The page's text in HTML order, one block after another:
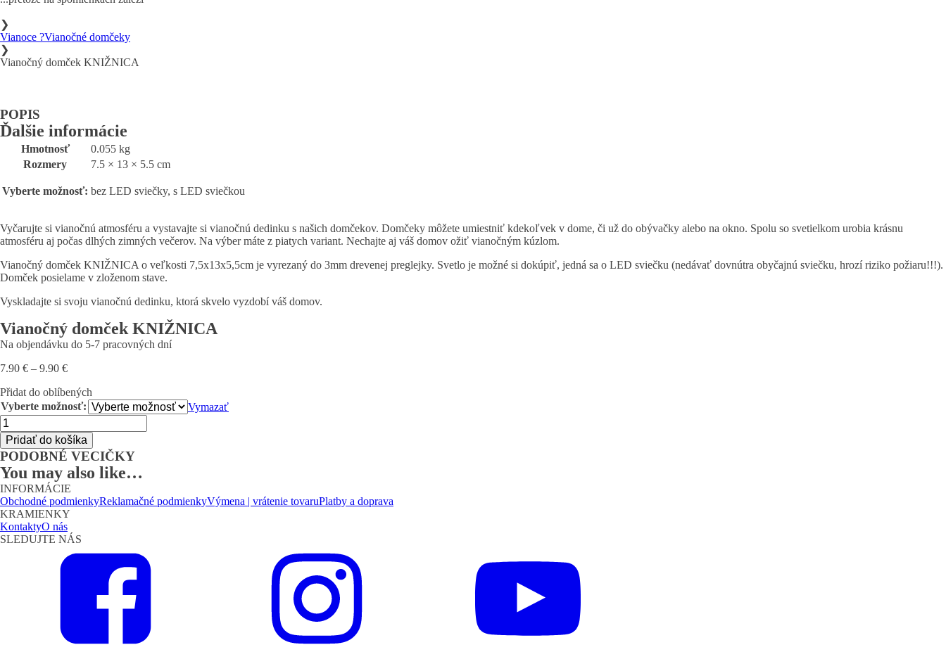
❯
Vianoce ?Vianočné domčeky
❯
Vianočný domček KNIŽNICA
POPIS
Ďalšie informácie
Hmotnosť
0.055 kg
Rozmery
7.5 × 13 × 5.5 cm
Vyberte možnosť: bez LED sviečky, s LED sviečkou
Vyčarujte si vianočnú atmosféru a vystavajte si vianočnú dedinku s našich domčekov. Domčeky môžete umiestniť kdekoľvek v dome, či už do obývačky alebo na okno. Spolu so svetielkom urobia krásnu
atmosféru aj počas dlhých zimných večerov. Na výber máte z piatych variant. Nechajte aj váš domov ožiť vianočným kúzlom.
Vianočný domček KNIŽNICA o veľkosti 7,5x13x5,5cm je vyrezaný do 3mm drevenej preglejky. Svetlo je možné si dokúpiť, jedná sa o LED sviečku (nedávať dovnútra obyčajnú sviečku, hrozí riziko požiaru!!!).
Domček posielame v zloženom stave.
Vyskladajte si svoju vianočnú dedinku, ktorá skvelo vyzdobí váš domov.
Vianočný domček KNIŽNICA
Na objendávku do 5-7 pracovných dní
7.90 € – 9.90 €Price
7.90 €
through
9.90 €
Přidat do oblíbených
Vyberte možnosť:
Vymazať
množstvo
Vianočný
domček
KNIŽNICA
Pridať do košíka
PODOBNÉ VECIČKY
You may also like…
INFORMÁCIE
Obchodné podmienkyReklamačné podmienkyVýmena | vrátenie tovaruPlatby a doprava
KRAMIENKY
KontaktyO nás
SLEDUJTE NÁS